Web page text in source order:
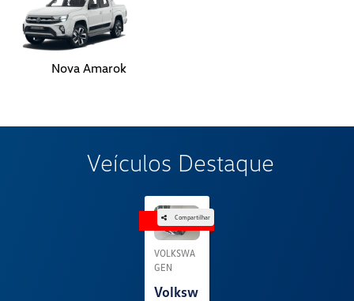
Nova Amarok
Veículos Destaque
OFERTA
Compartilhar
VOLKSWA
GEN
Volksw